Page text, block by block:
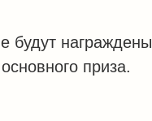
будут награждены
приза.